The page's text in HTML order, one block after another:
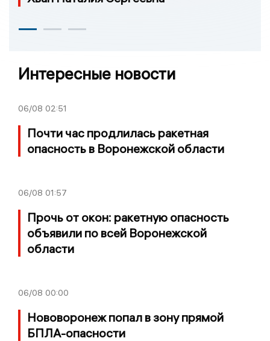
Интересные новости
06/08 02:51
Почти час продлилась ракетная
опасность в Воронежской области
06/08 01:57
Прочь от окон: ракетную опасность
объявили по всей Воронежской
области
06/08 00:00
Нововоронеж попал в зону прямой
БПЛА-опасности